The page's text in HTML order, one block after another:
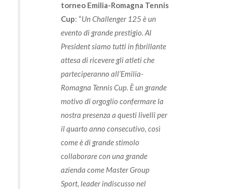
torneo Emilia-Romagna Tennis
Cup: “Un Challenger 125 è un
evento di grande prestigio. Al
President siamo tutti in fibrillante
attesa di ricevere gli atleti che
parteciperanno all’Emilia-
Romagna Tennis Cup. È un grande
motivo di orgoglio confermare la
nostra presenza a questi livelli per
il quarto anno consecutivo, così
come è di grande stimolo
collaborare con una grande
azienda come Master Group
Sport, leader indiscusso nel